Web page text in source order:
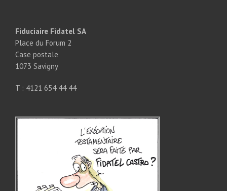
Fiduciaire Fidatel SA
Place du Forum 2
Case postale
1073 Savigny
T : 4121 654 44 44